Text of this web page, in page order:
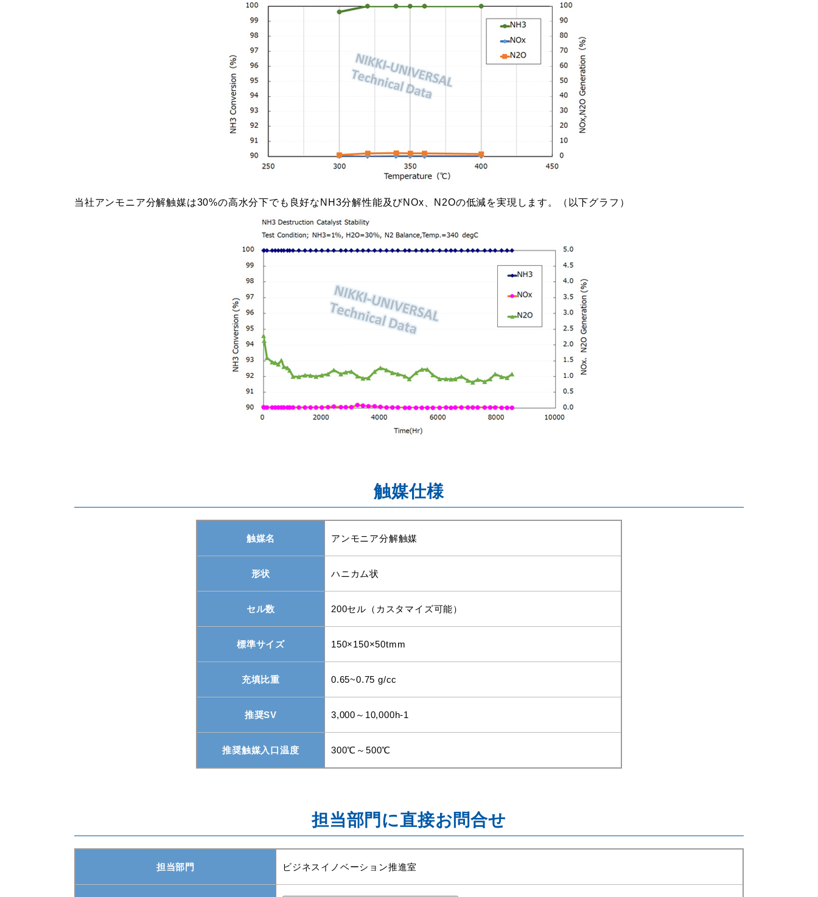
当社アンモニア分解触媒は30%の高水分下でも良好なNH3分解性能及びNOx、N2Oの低減を実現します。（以下グラフ）
触媒仕様
触媒名 アンモニア分解触媒
形状 ハニカム状
セル数 200セル（カスタマイズ可能）
標準サイズ 150×150×50tmm
充填比重 0.65~0.75 g/cc
推奨SV 3,000～10,000h-1
推奨触媒入口温度 300℃～500℃
担当部門に直接お問合せ
担当部門 ビジネスイノベーション推進室